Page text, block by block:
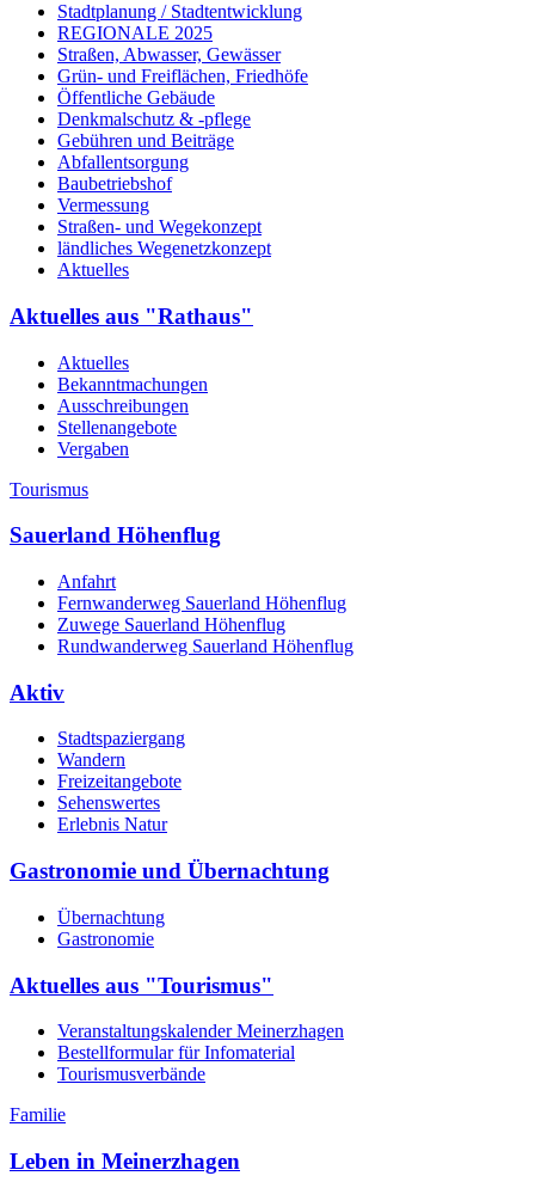
Stadtplanung / Stadtentwicklung
REGIONALE 2025
Straßen, Abwasser, Gewässer
Grün- und Freiflächen, Friedhöfe
Öffentliche Gebäude
Denkmalschutz & -pflege
Gebühren und Beiträge
Abfallentsorgung
Baubetriebshof
Vermessung
Straßen- und Wegekonzept
ländliches Wegenetzkonzept
Aktuelles
Aktuelles aus "Rathaus"
Aktuelles
Bekanntmachungen
Ausschreibungen
Stellenangebote
Vergaben
Tourismus
Sauerland Höhenflug
Anfahrt
Fernwanderweg Sauerland Höhenflug
Zuwege Sauerland Höhenflug
Rundwanderweg Sauerland Höhenflug
Aktiv
Stadtspaziergang
Wandern
Freizeitangebote
Sehenswertes
Erlebnis Natur
Gastronomie und Übernachtung
Übernachtung
Gastronomie
Aktuelles aus "Tourismus"
Veranstaltungskalender Meinerzhagen
Bestellformular für Infomaterial
Tourismusverbände
Familie
Leben in Meinerzhagen